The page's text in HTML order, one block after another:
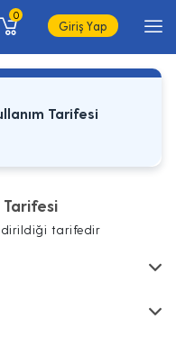
0
Giriş Yap
Tarifesi
Tarifesi
tarifedir